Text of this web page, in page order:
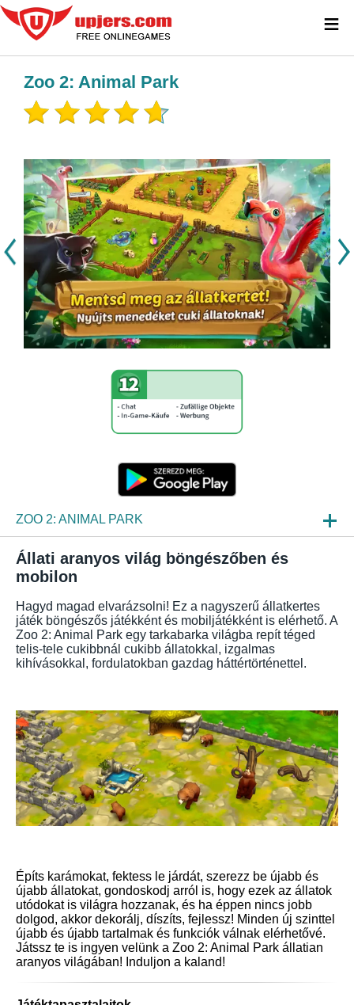
Zoo 2: Animal Park
ZOO 2: ANIMAL PARK
HIREK
BEPILLANTÁS
GYIK
Állati aranyos világ böngészőben és
mobilon
Hagyd magad elvarázsolni! Ez a nagyszerű állatkertes
játék böngészős játékként és mobiljátékként is elérhető. A
Zoo 2: Animal Park egy tarkabarka világba repít téged
telis-tele cukibbnál cukibb állatokkal, izgalmas
kihívásokkal, fordulatokban gazdag háttértörténettel.
Építs karámokat, fektess le járdát, szerezz be újabb és
újabb állatokat, gondoskodj arról is, hogy ezek az állatok
utódokat is világra hozzanak, és ha éppen nincs jobb
dolgod, akkor dekorálj, díszíts, fejlessz! Minden új szinttel
újabb és újabb tartalmak és funkciók válnak elérhetővé.
Játssz te is ingyen velünk a Zoo 2: Animal Park állatian
aranyos világában! Induljon a kaland!
≡